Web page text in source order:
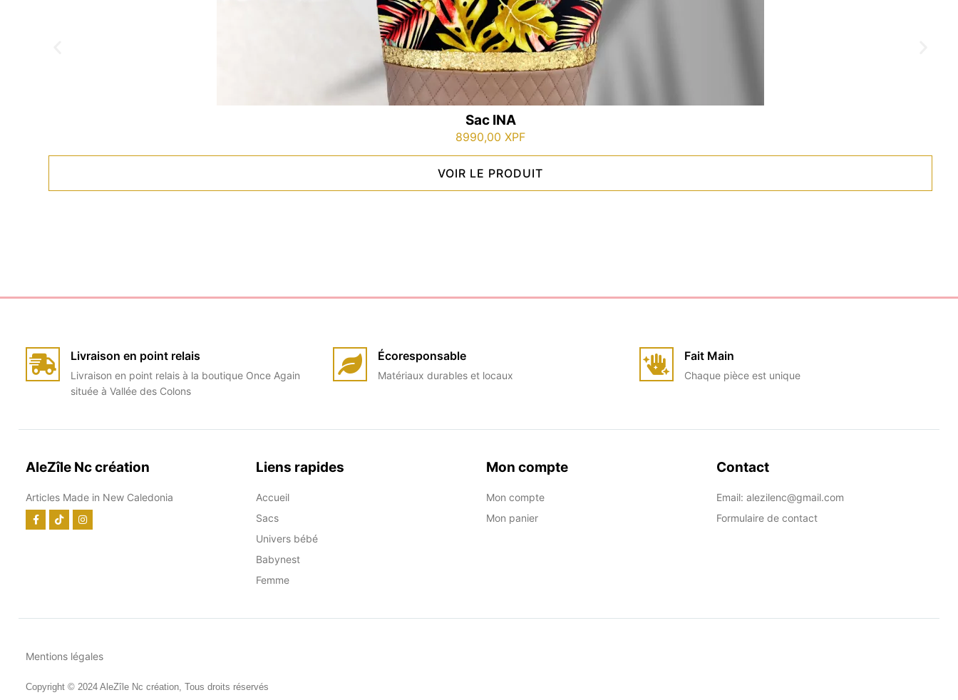
Sac INA
8990,00 XPF
VOIR LE PRODUIT
Livraison en point relais
Livraison en point relais à la boutique Once Again
située à Vallée des Colons
Écoresponsable
Matériaux durables et locaux
Fait Main
Chaque pièce est unique
AleZîle Nc création
Articles Made in New Caledonia
Liens rapides
Accueil
Sacs
Univers bébé
Babynest
Femme
Mon compte
Mon compte
Mon panier
Contact
Email: alezilenc@gmail.com
Formulaire de contact
Mentions légales
Copyright © 2024 AleZîle Nc création, Tous droits réservés